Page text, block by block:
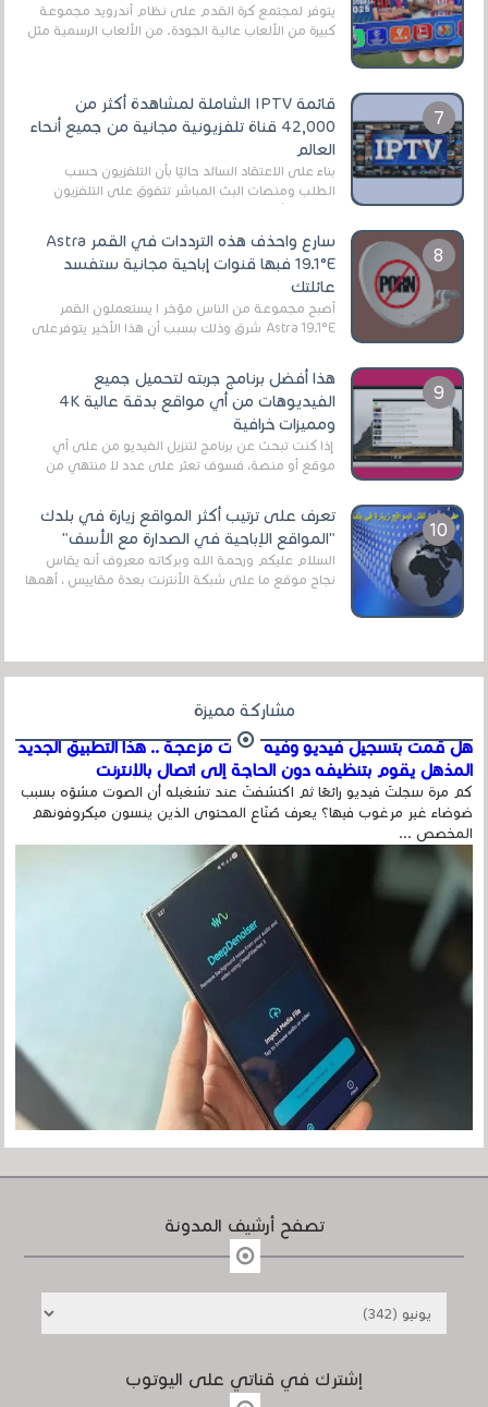
يتوفر لمجتمع كرة القدم على نظام أندرويد مجموعة
كبيرة من الألعاب عالية الجودة. من الألعاب الرسمية مثل
قائمة IPTV الشاملة لمشاهدة أكثر من
42,000 قناة تلفزيونية مجانية من جميع أنحاء
العالم
بناءً على الاعتقاد السائد حاليًا بأن التلفزيون حسب
الطلب ومنصات البث المباشر تتفوق على التلفزيون
الرقمي الأرضي التقليدي، يُعدّ IPTV-org خيار...
سارع واحذف هذه الترددات في القمر Astra
19.1°E فبها قنوات إباحية مجانية ستفسد
عائلتك
أصبح مجموعة من الناس مؤخر ا يستعملون القمر
Astra 19.1°E شرق وذلك بسبب أن هذا الأخير يتوفرعلى
هذا أفضل برنامج جربته لتحميل جميع
الفيديوهات من أي مواقع بدقة عالية 4K
ومميزات خرافية
إذا كنت تبحث عن برنامج لتنزيل الفيديو من على أي
موقع أو منصة، فسوف تعثر على عدد لا منتهي من
تعرف على ترتيب أكثر المواقع زيارة في بلدك
"المواقع الإباحية في الصدارة مع الأسف"
السلام عليكم ورحمة الله وبركاته معروف أنه يقاس
نجاح موقع ما على شبكة الأنترنت بعدة مقاييس ، أهمها
مشاركة مميزة
هل قمت بتسجيل فيديو وفيه أصوت مزعجة .. هذا التطبيق الجديد
المذهل يقوم بتنظيفه دون الحاجة إلى اتصال بالإنترنت
كم مرة سجلتَ فيديو رائعًا ثم اكتشفتَ عند تشغيله أن الصوت مشوّه بسبب
ضوضاء غير مرغوب فيها؟ يعرف صُنّاع المحتوى الذين ينسون ميكروفونهم
المخصص ...
تصفح أرشيف المدونة
إشترك في قناتي على اليوتوب